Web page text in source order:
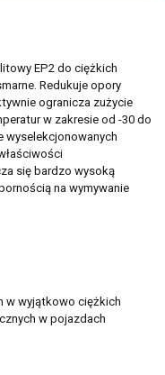
EP2 do ciężkich
Redukuje opory
ogranicza zużycie
w zakresie od -30 do
wyselekcjonowanych
się bardzo wysoką
na wymywanie
w wyjątkowo ciężkich
w pojazdach